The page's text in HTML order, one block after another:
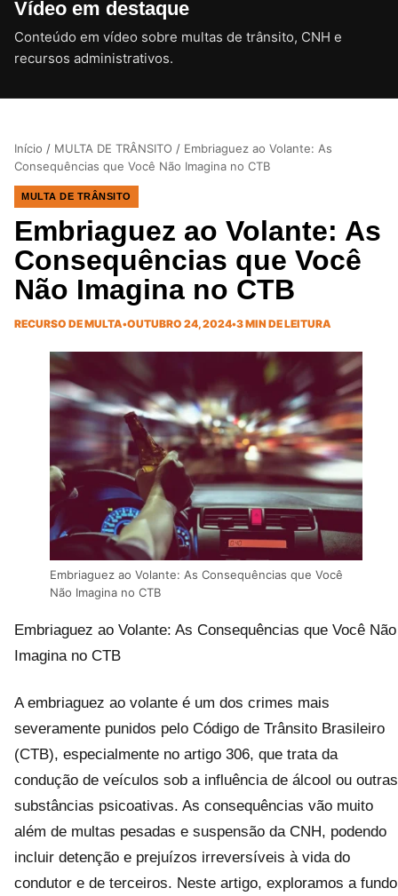
Vídeo em destaque
Conteúdo em vídeo sobre multas de trânsito, CNH e
recursos administrativos.CLIQUE PARA ATIVAR O SOM
Início / MULTA DE TRÂNSITO / Embriaguez ao Volante: As
Consequências que Você Não Imagina no CTB
MULTA DE TRÂNSITO
Embriaguez ao Volante: As
Consequências que Você
Não Imagina no CTB
RECURSO DE MULTA•OUTUBRO 24, 2024•3 MIN DE LEITURA
Embriaguez ao Volante: As Consequências que Você
Não Imagina no CTB
Embriaguez ao Volante: As Consequências que Você Não
Imagina no CTB
A embriaguez ao volante é um dos crimes mais
severamente punidos pelo Código de Trânsito Brasileiro
(CTB), especialmente no artigo 306, que trata da
condução de veículos sob a influência de álcool ou outras
substâncias psicoativas. As consequências vão muito
além de multas pesadas e suspensão da CNH, podendo
incluir detenção e prejuízos irreversíveis à vida do
condutor e de terceiros. Neste artigo, exploramos a fundo